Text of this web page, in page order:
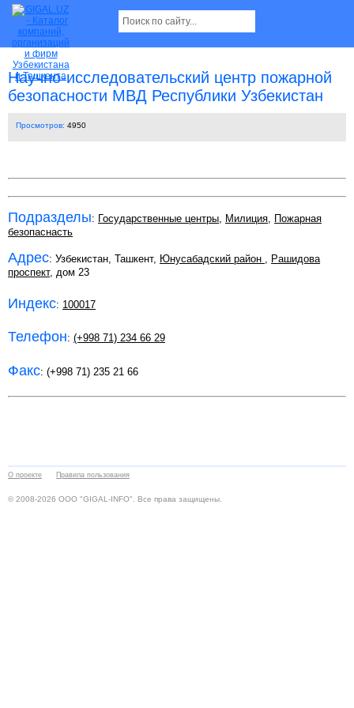
Научно-исследовательский центр пожарной
безопасности МВД Республики Узбекистан
Просмотров: 4950
Подразделы: Государственные центры, Милиция, Пожарная
безопаснасть
Адрес: Узбекистан, Ташкент, Юнусабадский район , Рашидова
проспект, дом 23
Индекс: 100017
Телефон: (+998 71) 234 66 29
Факс: (+998 71) 235 21 66
О проекте Правила пользования
© 2008-2026 ООО "GIGAL-INFO". Все права защищены.